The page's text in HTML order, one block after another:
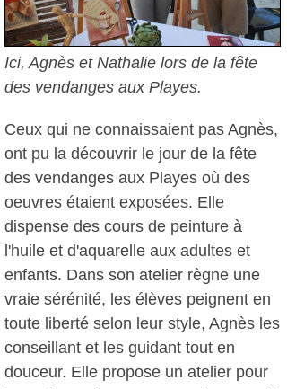
Ici, Agnès et Nathalie lors de la fête
des vendanges aux Playes.
Ceux qui ne connaissaient pas Agnès,
ont pu la découvrir le jour de la fête
des vendanges aux Playes où des
oeuvres étaient exposées. Elle
dispense des cours de peinture à
l'huile et d'aquarelle aux adultes et
enfants. Dans son atelier règne une
vraie sérénité, les élèves peignent en
toute liberté selon leur style, Agnès les
conseillant et les guidant tout en
douceur. Elle propose un atelier pour